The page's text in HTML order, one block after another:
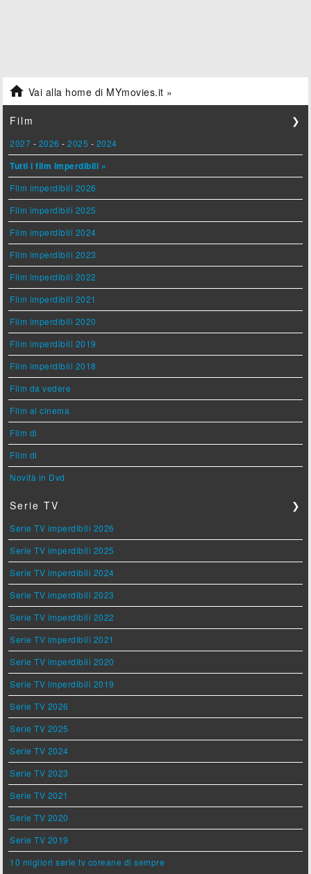
 Vai alla home di MYmovies.it »
Film ❯
2027 - 2026 -2025 - 2024
Tutti i film imperdibili »
Film imperdibili 2026
Film imperdibili 2025
Film imperdibili 2024
Film imperdibili 2023
Film imperdibili 2022
Film imperdibili 2021
Film imperdibili 2020
Film imperdibili 2019
Film imperdibili 2018
Film da vedere
Film al cinema
Film di
Film di
Novità in Dvd
Serie TV ❯
Serie TV imperdibili 2026
Serie TV imperdibili 2025
Serie TV imperdibili 2024
Serie TV imperdibili 2023
Serie TV imperdibili 2022
Serie TV imperdibili 2021
Serie TV imperdibili 2020
Serie TV imperdibili 2019
Serie TV 2026
Serie TV 2025
Serie TV 2024
Serie TV 2023
Serie TV 2021
Serie TV 2020
Serie TV 2019
10 migliori serie tv coreane di sempre